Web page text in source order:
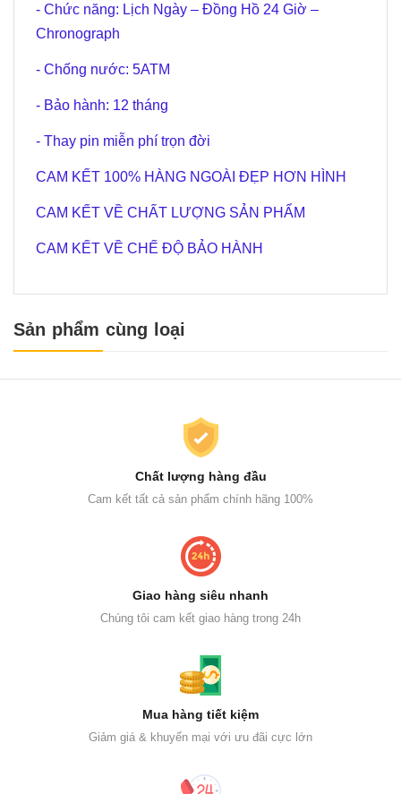
- Chức năng: Lịch Ngày – Đồng Hồ 24 Giờ –
Chronograph
- Chống nước: 5ATM
- Bảo hành: 12 tháng
- Thay pin miễn phí trọn đời
CAM KẾT 100% HÀNG NGOÀI ĐẸP HƠN HÌNH
CAM KẾT VỀ CHẤT LƯỢNG SẢN PHẨM
CAM KẾT VỀ CHẾ ĐỘ BẢO HÀNH
Sản phẩm cùng loại
Chất lượng hàng đầu
Cam kết tất cả sản phẩm chính hãng 100%
Giao hàng siêu nhanh
Chúng tôi cam kết giao hàng trong 24h
Mua hàng tiết kiệm
Giảm giá & khuyến mại với ưu đãi cực lớn